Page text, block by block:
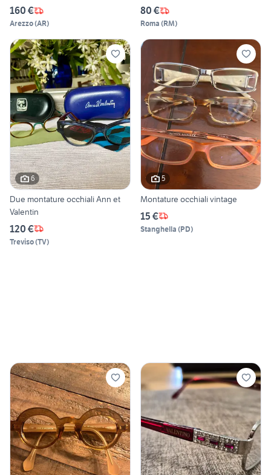
160 €
Arezzo(AR)
80 €
Roma (RM)
6
Due montature occhiali Ann et
Valentin
120 €
Treviso(TV)
5
Montature occhiali vintage
15 €
Stanghella (PD)